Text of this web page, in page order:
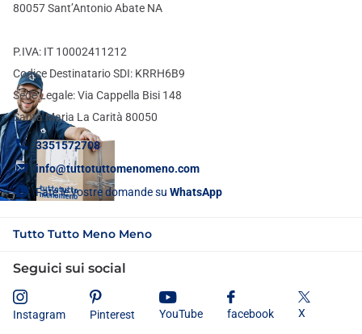
80057 Sant’Antonio Abate NA
P.IVA: IT 10002411212
Codice Destinatario SDI: KRRH6B9
Sede Legale: Via Cappella Bisi 148
Santa Maria La Carità 80050
3351572708
info@tuttotuttomenomeno.com
Fate le vostre domande su WhatsApp
Tutto Tutto Meno Meno
Seguici sui social
Instagram Pinterest YouTube facebook X